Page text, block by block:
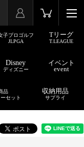
子プロゴルフ
JLPGA
Tリーグ
T.LEAGUE
Disney
ディズニー
イベント
event
品
セット
収納用品
サプライ